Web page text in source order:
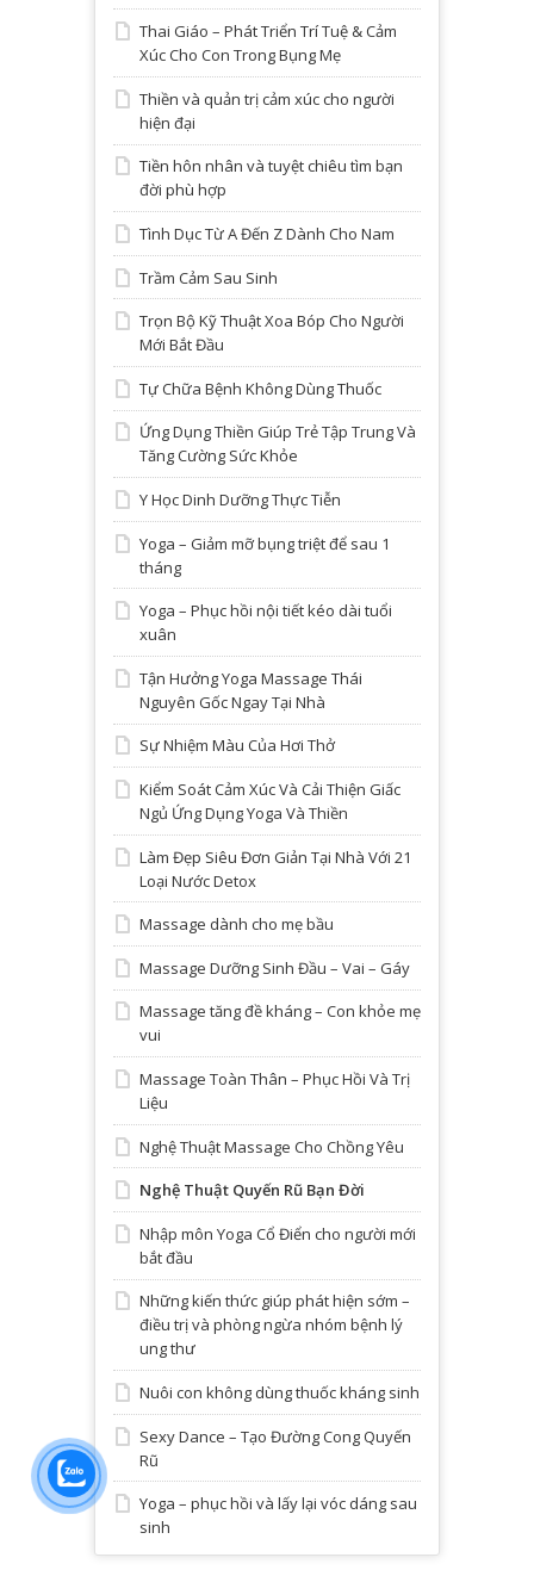
Thai Giáo – Phát Triển Trí Tuệ & Cảm
Xúc Cho Con Trong Bụng Mẹ
Thiền và quản trị cảm xúc cho người
hiện đại
Tiền hôn nhân và tuyệt chiêu tìm bạn
đời phù hợp
Tình Dục Từ A Đến Z Dành Cho Nam
Trầm Cảm Sau Sinh
Trọn Bộ Kỹ Thuật Xoa Bóp Cho Người
Mới Bắt Đầu
Tự Chữa Bệnh Không Dùng Thuốc
Ứng Dụng Thiền Giúp Trẻ Tập Trung Và
Tăng Cường Sức Khỏe
Y Học Dinh Dưỡng Thực Tiễn
Yoga – Giảm mỡ bụng triệt để sau 1
tháng
Yoga – Phục hồi nội tiết kéo dài tuổi
xuân
Tận Hưởng Yoga Massage Thái
Nguyên Gốc Ngay Tại Nhà
Sự Nhiệm Màu Của Hơi Thở
Kiểm Soát Cảm Xúc Và Cải Thiện Giấc
Ngủ Ứng Dụng Yoga Và Thiền
Làm Đẹp Siêu Đơn Giản Tại Nhà Với 21
Loại Nước Detox
Massage dành cho mẹ bầu
Massage Dưỡng Sinh Đầu – Vai – Gáy
Massage tăng đề kháng – Con khỏe mẹ
vui
Massage Toàn Thân – Phục Hồi Và Trị
Liệu
Nghệ Thuật Massage Cho Chồng Yêu
Nghệ Thuật Quyến Rũ Bạn Đời
Nhập môn Yoga Cổ Điển cho người mới
bắt đầu
Những kiến thức giúp phát hiện sớm –
điều trị và phòng ngừa nhóm bệnh lý
ung thư
Nuôi con không dùng thuốc kháng sinh
Sexy Dance – Tạo Đường Cong Quyến
Rũ
Yoga – phục hồi và lấy lại vóc dáng sau
sinh